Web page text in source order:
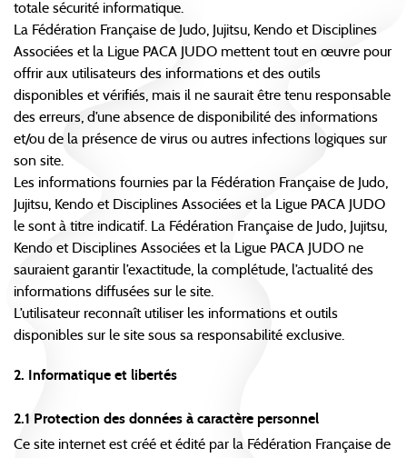
totale sécurité informatique.
La Fédération Française de Judo, Jujitsu, Kendo et Disciplines
Associées et la Ligue PACA JUDO mettent tout en œuvre pour
offrir aux utilisateurs des informations et des outils
disponibles et vérifiés, mais il ne saurait être tenu responsable
des erreurs, d’une absence de disponibilité des informations
et/ou de la présence de virus ou autres infections logiques sur
son site.
Les informations fournies par la Fédération Française de Judo,
Jujitsu, Kendo et Disciplines Associées et la Ligue PACA JUDO
le sont à titre indicatif. La Fédération Française de Judo, Jujitsu,
Kendo et Disciplines Associées et la Ligue PACA JUDO ne
sauraient garantir l’exactitude, la complétude, l’actualité des
informations diffusées sur le site.
L’utilisateur reconnaît utiliser les informations et outils
disponibles sur le site sous sa responsabilité exclusive.
2. Informatique et libertés
2.1 Protection des données à caractère personnel
Ce site internet est créé et édité par la Fédération Française de